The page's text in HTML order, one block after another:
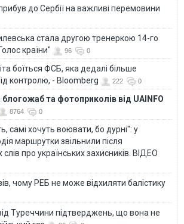
до Сербії на важливі перемовини
стала другою тренеркою 14-го
країни"
96 0
боїться ФСБ, яка дедалі більше
контролю, - Bloomberg
222 0
блогожаб та фотоприколів від UAINFO
8764 0
самі хочуть воювати, бо дурні": у
маршрутки звільнили після
про українських захисників. ВІДЕО
чому РЕБ не може відхиляти балістику
Туреччини підтверджень, що вона не